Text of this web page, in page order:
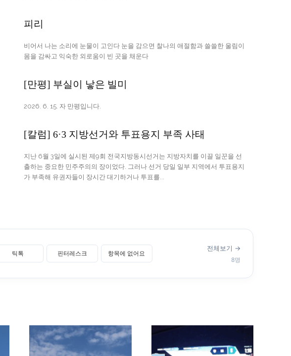
피리
비어서 나는 소리에 눈물이 고인다 눈을 감으면 찰나의 애절함과 쓸쓸한 울림이
몸을 감싸고 익숙한 외로움이 빈 곳을 채운다
[만평] 부실이 낳은 빌미
2026. 6. 15. 자 만평입니다.
[칼럼] 6·3 지방선거와 투표용지 부족 사태
지난 6월 3일에 실시된 제9회 전국지방동시선거는 지방자치를 이끌 일꾼을 선
출하는 중요한 민주주의의 장이었다. 그러나 선거 당일 일부 지역에서 투표용지
가 부족해 유권자들이 장시간 대기하거나 투표를...
틱톡 핀터레스크 항목에 없어요
전체보기 →
8명